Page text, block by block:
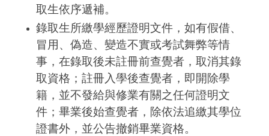
取生依序遞補。
錄取生所繳學經歷證明文件，如有假借、
冒用、偽造、變造不實或考試舞弊等情
事，在錄取後未註冊前查覺者，取消其錄
取資格；註冊入學後查覺者，即開除學
籍，並不發給與修業有關之任何證明文
件；畢業後始查覺者，除依法追繳其學位
證書外，並公告撤銷畢業資格。